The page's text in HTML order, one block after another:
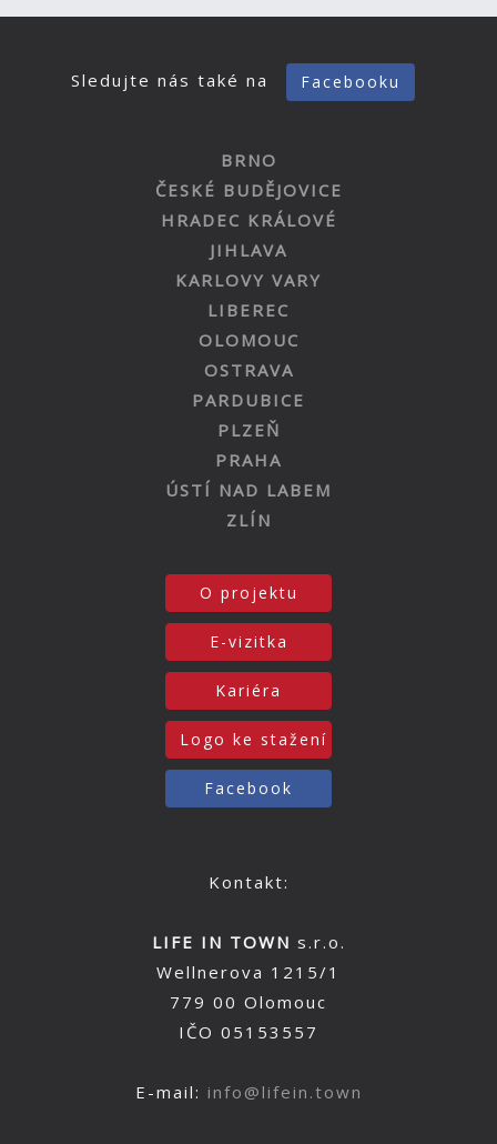
Sledujte nás také na Facebooku
BRNO
ČESKÉ BUDĚJOVICE
HRADEC KRÁLOVÉ
JIHLAVA
KARLOVY VARY
LIBEREC
OLOMOUC
OSTRAVA
PARDUBICE
PLZEŇ
PRAHA
ÚSTÍ NAD LABEM
ZLÍN
O projektu
E-vizitka
Kariéra
Logo ke stažení
Facebook
Kontakt:
LIFE IN TOWN s.r.o.
Wellnerova 1215/1
779 00 Olomouc
IČO 05153557
E-mail: info@lifein.town